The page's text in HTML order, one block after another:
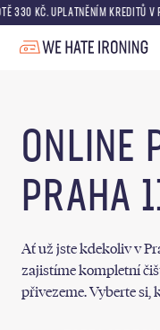
UPLATNĚNÍM KREDITŮ V PRVNÍ
ONLINE
PRAHA
Ať už jste kdekoliv v
zajistíme kompletní
přivezeme. Vyberte si,